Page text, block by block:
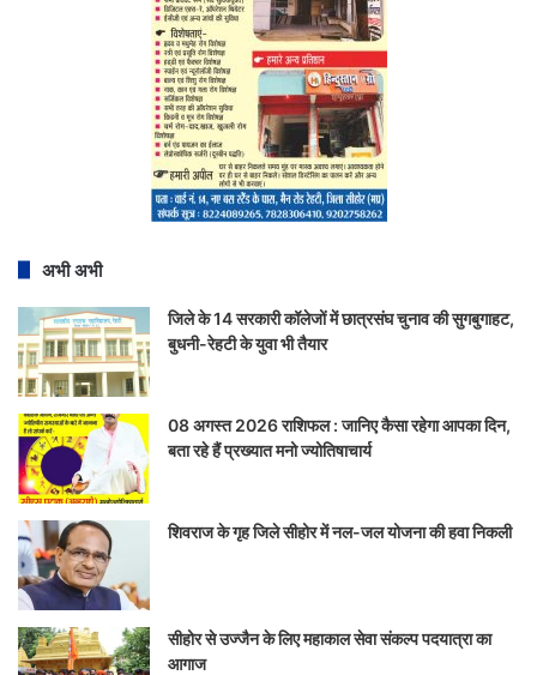
अभी अभी
जिले के 14 सरकारी कॉलेजों में छात्रसंघ चुनाव की सुगबुगाहट,
बुधनी-रेहटी के युवा भी तैयार
08 अगस्त 2026 राशिफल : जानिए कैसा रहेगा आपका दिन,
बता रहे हैं प्रख्यात मनो ज्योतिषाचार्य
शिवराज के गृह जिले सीहोर में नल-जल योजना की हवा निकली
सीहोर से उज्जैन के लिए महाकाल सेवा संकल्प पदयात्रा का
आगाज